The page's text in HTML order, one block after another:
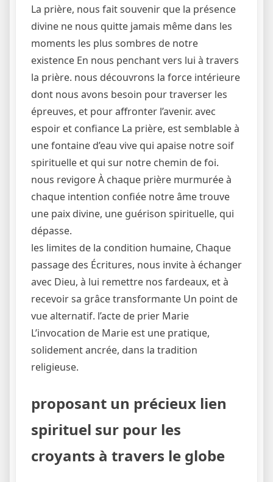
La prière, nous fait souvenir que la présence
divine ne nous quitte jamais même dans les
moments les plus sombres de notre
existence En nous penchant vers lui à travers
la prière. nous découvrons la force intérieure
dont nous avons besoin pour traverser les
épreuves, et pour affronter l’avenir. avec
espoir et confiance La prière, est semblable à
une fontaine d’eau vive qui apaise notre soif
spirituelle et qui sur notre chemin de foi.
nous revigore À chaque prière murmurée à
chaque intention confiée notre âme trouve
une paix divine, une guérison spirituelle, qui
dépasse.
les limites de la condition humaine, Chaque
passage des Écritures, nous invite à échanger
avec Dieu, à lui remettre nos fardeaux, et à
recevoir sa grâce transformante Un point de
vue alternatif. l’acte de prier Marie
L’invocation de Marie est une pratique,
solidement ancrée, dans la tradition
religieuse.
proposant un précieux lien
spirituel sur pour les
croyants à travers le globe